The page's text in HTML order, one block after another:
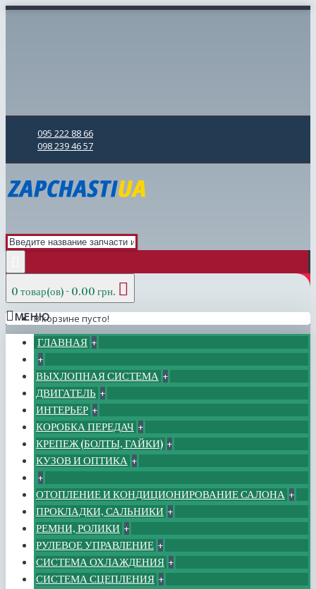
095 222 88 66
098 239 46 57
0 товар(ов) - 0.00 грн.
В корзине пусто!
МЕНЮ
ГЛАВНАЯ +
+
ВЫХЛОПНАЯ СИСТЕМА +
ДВИГАТЕЛЬ +
ИНТЕРЬЕР +
КОРОБКА ПЕРЕДАЧ +
КРЕПЕЖ (БОЛТЫ, ГАЙКИ) +
КУЗОВ И ОПТИКА +
+
ОТОПЛЕНИЕ И КОНДИЦИОНИРОВАНИЕ САЛОНА +
ПРОКЛАДКИ, САЛЬНИКИ +
РЕМНИ, РОЛИКИ +
РУЛЕВОЕ УПРАВЛЕНИЕ +
СИСТЕМА ОХЛАЖДЕНИЯ +
СИСТЕМА СЦЕПЛЕНИЯ +